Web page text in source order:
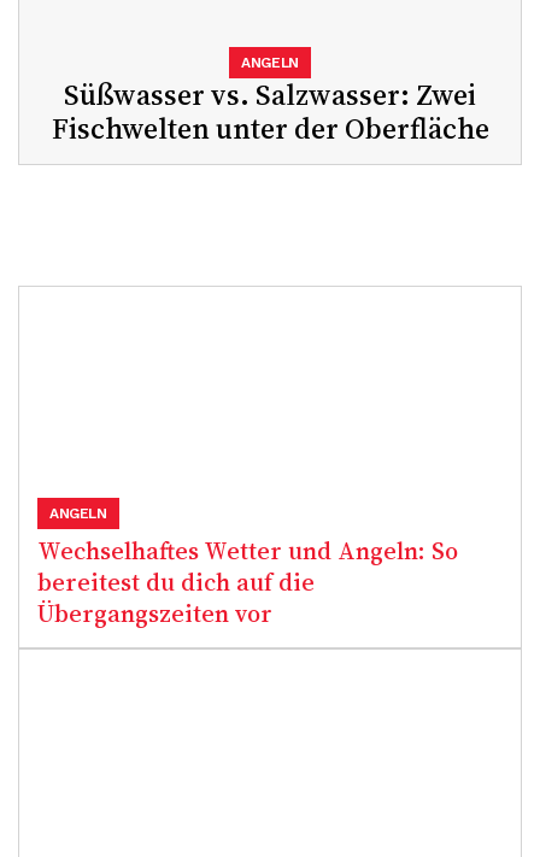
Süßwasser vs. Salzwasser: Zwei
Fischwelten unter der Oberfläche
ANGELN
Wechselhaftes Wetter und Angeln: So
bereitest du dich auf die
Übergangszeiten vor
ANGELN